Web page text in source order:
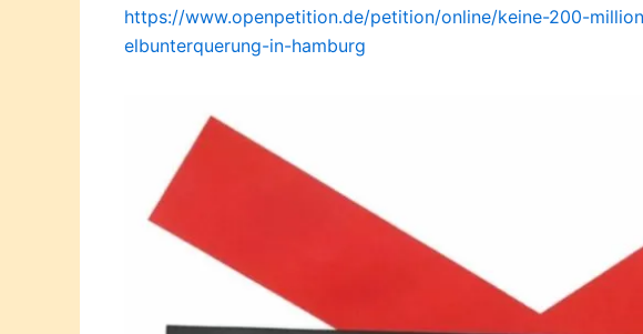
https://www.openpetition.de/petition/online/keine-200-
elbunterquerung-in-hamburg